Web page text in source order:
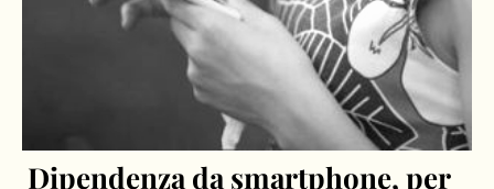
Dipendenza da smartphone, per